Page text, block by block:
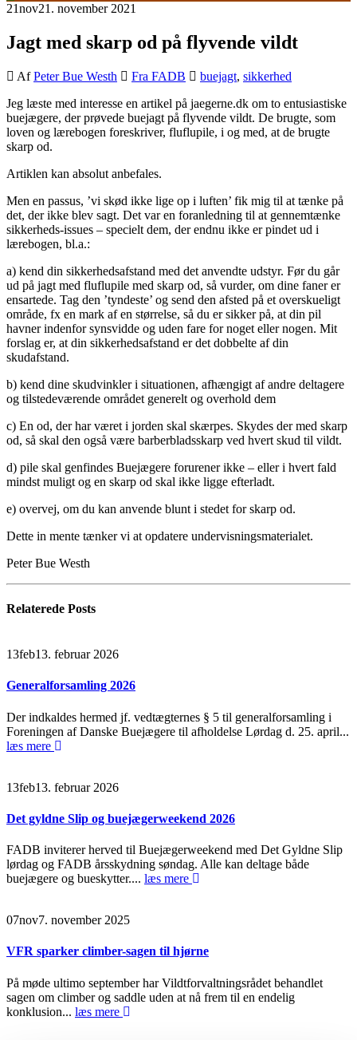
21nov21. november 2021
Jagt med skarp od på flyvende vildt
Af Peter Bue Westh Fra FADB buejagt, sikkerhed
Jeg læste med interesse en artikel på jaegerne.dk om to entusiastiske
buejægere, der prøvede buejagt på flyvende vildt. De brugte, som
loven og lærebogen foreskriver, fluflupile, i og med, at de brugte
skarp od.
Artiklen kan absolut anbefales.
Men en passus, ’vi skød ikke lige op i luften’ fik mig til at tænke på
det, der ikke blev sagt. Det var en foranledning til at gennemtænke
sikkerheds-issues – specielt dem, der endnu ikke er pindet ud i
lærebogen, bl.a.:
a) kend din sikkerhedsafstand med det anvendte udstyr. Før du går
ud på jagt med fluflupile med skarp od, så vurder, om dine faner er
ensartede. Tag den ’tyndeste’ og send den afsted på et overskueligt
område, fx en mark af en størrelse, så du er sikker på, at din pil
havner indenfor synsvidde og uden fare for noget eller nogen. Mit
forslag er, at din sikkerhedsafstand er det dobbelte af din
skudafstand.
b) kend dine skudvinkler i situationen, afhængigt af andre deltagere
og tilstedeværende området generelt og overhold dem
c) En od, der har været i jorden skal skærpes. Skydes der med skarp
od, så skal den også være barberbladsskarp ved hvert skud til vildt.
d) pile skal genfindes Buejægere forurener ikke – eller i hvert fald
mindst muligt og en skarp od skal ikke ligge efterladt.
e) overvej, om du kan anvende blunt i stedet for skarp od.
Dette in mente tænker vi at opdatere undervisningsmaterialet.
Peter Bue Westh
Relaterede Posts
13feb13. februar 2026
Generalforsamling 2026
Der indkaldes hermed jf. vedtægternes § 5 til generalforsamling i
Foreningen af Danske Buejægere til afholdelse Lørdag d. 25. april...
læs mere
13feb13. februar 2026
Det gyldne Slip og buejægerweekend 2026
FADB inviterer herved til Buejægerweekend med Det Gyldne Slip
lørdag og FADB årsskydning søndag. Alle kan deltage både
buejægere og bueskytter.... læs mere
07nov7. november 2025
VFR sparker climber-sagen til hjørne
På møde ultimo september har Vildtforvaltningsrådet behandlet
sagen om climber og saddle uden at nå frem til en endelig
konklusion... læs mere